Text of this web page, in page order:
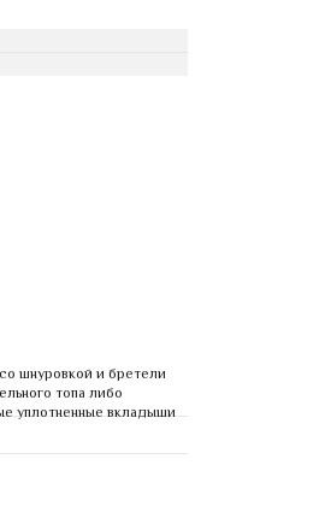
шнуровкой и бретели
топа либо
уплотненные вкладыши